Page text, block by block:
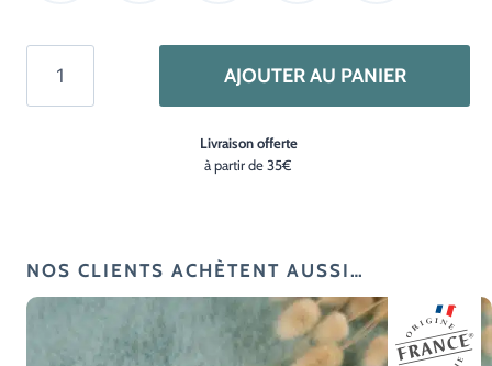
de
hêtre
AJOUTER AU PANIER
Livraison offerte
à partir de 35€
NOS CLIENTS ACHÈTENT AUSSI…